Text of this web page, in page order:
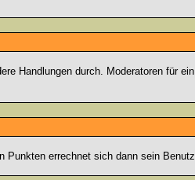
Handlungen durch. Moderatoren für
Punkten errechnet sich dann sein